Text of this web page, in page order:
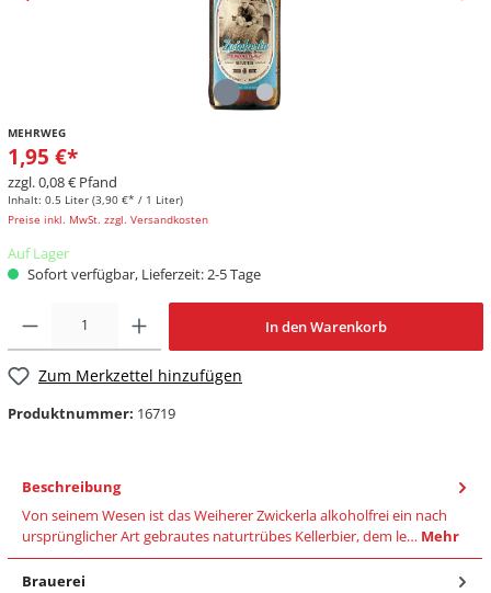
MEHRWEG
1,95 €*
zzgl. 0,08 € Pfand
Inhalt: 0.5 Liter (3,90 €* / 1 Liter)
Preise inkl. MwSt. zzgl. Versandkosten
Auf Lager
Sofort verfügbar, Lieferzeit: 2-5 Tage
In den Warenkorb
Zum Merkzettel hinzufügen
Produktnummer: 16719
Beschreibung
Von seinem Wesen ist das Weiherer Zwickerla alkoholfrei ein nach
ursprünglicher Art gebrautes naturtrübes Kellerbier, dem le… Mehr
Brauerei